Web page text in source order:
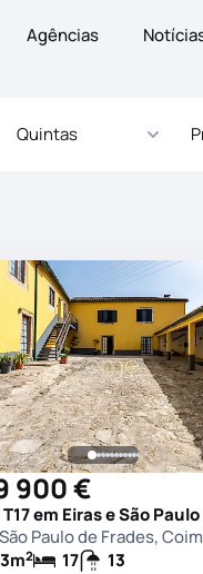
Agências
Quintas
900 €
Paulo de Frades,
m2 17
13